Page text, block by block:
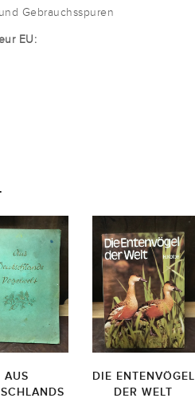
Gebrauchsspuren
EU:
AUS
DIE ENTENVÖGEL
DER WELT